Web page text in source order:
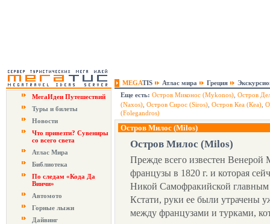
MEGATIS Атлас мира Греция
МегаИдеи Путешествий
Туры и билеты
Новости
Что привезти? Сувениры
со всего света
Атлас Мира
Библиотека
По следам «Кода Да
Винчи»
Автомото
Горные лыжи
Дайвинг
Еще есть: Остров Миконос (Mykonos) Остров
(Naxos) Остров Сирос (Siros) Остров Кеа (Кеа)
(Folegandros)
Остров Милос (Milos)
Остров Милос (Milos)
Прежде всего известен Венерой
французы в 1820 г. и которая
Никой Самофракийской
Кстати, руки ее были утрачены
между французами и турками,